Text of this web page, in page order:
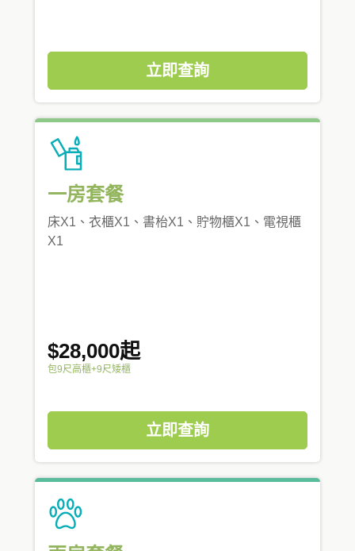
立即查詢
一房套餐
床X1、衣櫃X1、書枱X1、貯物櫃X1、電視櫃
X1
$28,000起
包9尺高櫃+9尺矮櫃
立即查詢